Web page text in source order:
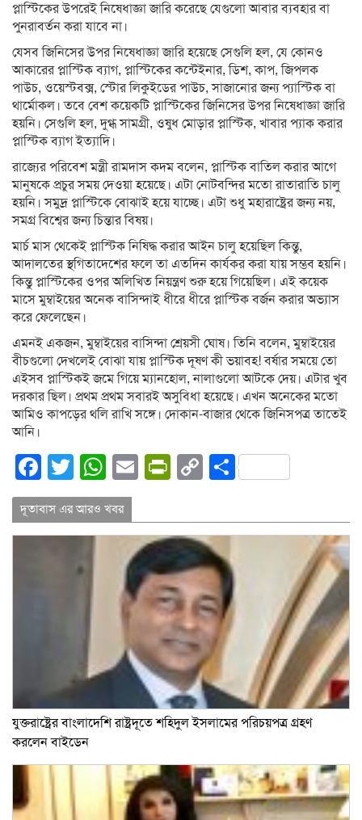
প্লাস্টিকের উপরেই নিষেধাজ্ঞা জারি করেছে যেগুলো আবার ব্যবহার বা
পুনরাবর্তন করা যাবে না।
যেসব জিনিসের উপর নিষেধাজ্ঞা জারি হয়েছে সেগুলি হল, যে কোনও
আকারের প্লাস্টিক ব্যাগ, প্লাস্টিকের কন্টেইনার, ডিশ, কাপ, জিপলক
পাউচ, ওয়েস্টবক্স, স্টোর লিকুইডের পাউচ, সাজানোর জন্য প্যাস্টিক বা
থার্মোকল। তবে বেশ কয়েকটি প্লাস্টিকের জিনিসের উপর নিষেধাজ্ঞা জারি
হয়নি। সেগুলি হল, দুগ্ধ সামগ্রী, ওষুধ মোড়ার প্লাস্টিক, খাবার প্যাক করার
প্লাস্টিক ব্যাগ ইত্যাদি।
রাজ্যের পরিবেশ মন্ত্রী রামদাস কদম বলেন, প্লাস্টিক বাতিল করার আগে
মানুষকে প্রচুর সময় দেওয়া হয়েছে। এটা নোটবন্দির মতো রাতারাতি চালু
হয়নি। সমুদ্র প্লাস্টিকে বোঝাই হয়ে যাচ্ছে। এটা শুধু মহারাষ্ট্রের জন্য নয়,
সমগ্র বিশ্বের জন্য চিন্তার বিষয়।
মার্চ মাস থেকেই প্লাস্টিক নিষিদ্ধ করার আইন চালু হয়েছিল কিন্তু,
আদালতের স্থগিতাদেশের ফলে তা এতদিন কার্যকর করা যায় সম্ভব হয়নি।
কিন্তু প্লাস্টিকের ওপর অলিখিত নিয়ন্ত্রণ শুরু হয়ে গিয়েছিল। এই কয়েক
মাসে মুম্বাইয়ের অনেক বাসিন্দাই ধীরে ধীরে প্লাস্টিক বর্জন করার অভ্যাস
করে ফেলেছেন।
এমনই একজন, মুম্বাইয়ের বাসিন্দা শ্রেয়সী ঘোষ। তিনি বলেন, মুম্বাইয়ের
বীচগুলো দেখলেই বোঝা যায় প্লাস্টিক দূষণ কী ভয়াবহ! বর্ষার সময়ে তো
এইসব প্লাস্টিকই জমে গিয়ে ম্যানহোল, নালাগুলো আটকে দেয়। এটার খুব
দরকার ছিল। প্রথম প্রথম সবারই অসুবিধা হয়েছে। এখন অনেকের মতো
আমিও কাপড়ের থলি রাখি সঙ্গে। দোকান-বাজার থেকে জিনিসপত্র তাতেই
আনি।
Facebook
Twitter
WhatsApp
EmailPrintFriendly
CopyShare
দূতাবাস এর আরও খবর
যুক্তরাষ্ট্রের বাংলাদেশি রাষ্ট্রদূতে শহিদুল ইসলামের পরিচয়পত্র গ্রহণ
করলেন বাইডেন